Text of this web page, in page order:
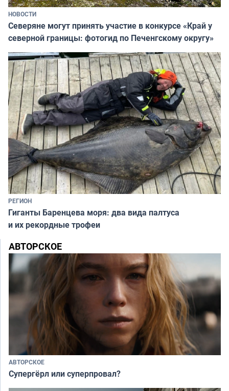
НОВОСТИ
Северяне могут принять участие в конкурсе «Край у
северной границы: фотогид по Печенгскому округу»
РЕГИОН
Гиганты Баренцева моря: два вида палтуса
и их рекордные трофеи
АВТОРСКОЕ
АВТОРСКОЕ
Супергёрл или суперпровал?